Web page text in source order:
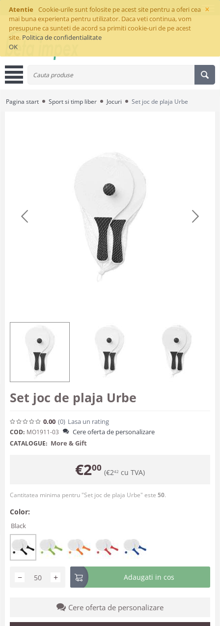
×
Atentie
Cookie-urile sunt folosite pe acest site pentru a oferi cea
mai buna experienta pentru utilizator. Daca veti continua, vom
presupune ca sunteti de acord sa primiti cookie-uri de pe acest
site. Politica de confidentialitate
OK
Pagina start Sport si timp liber Jocuri Set joc de plaja Urbe
Set joc de plaja Urbe
0.00 (0) Lasa un rating
COD: MO1911-03 Cere oferta de personalizare
CATALOGUE: More & Gift
€200 (€242 cu TVA)
Cantitatea minima pentru "Set joc de plaja Urbe" este 50.
Color:
Black
+
− Adaugati in cos
Cere oferta de personalizare